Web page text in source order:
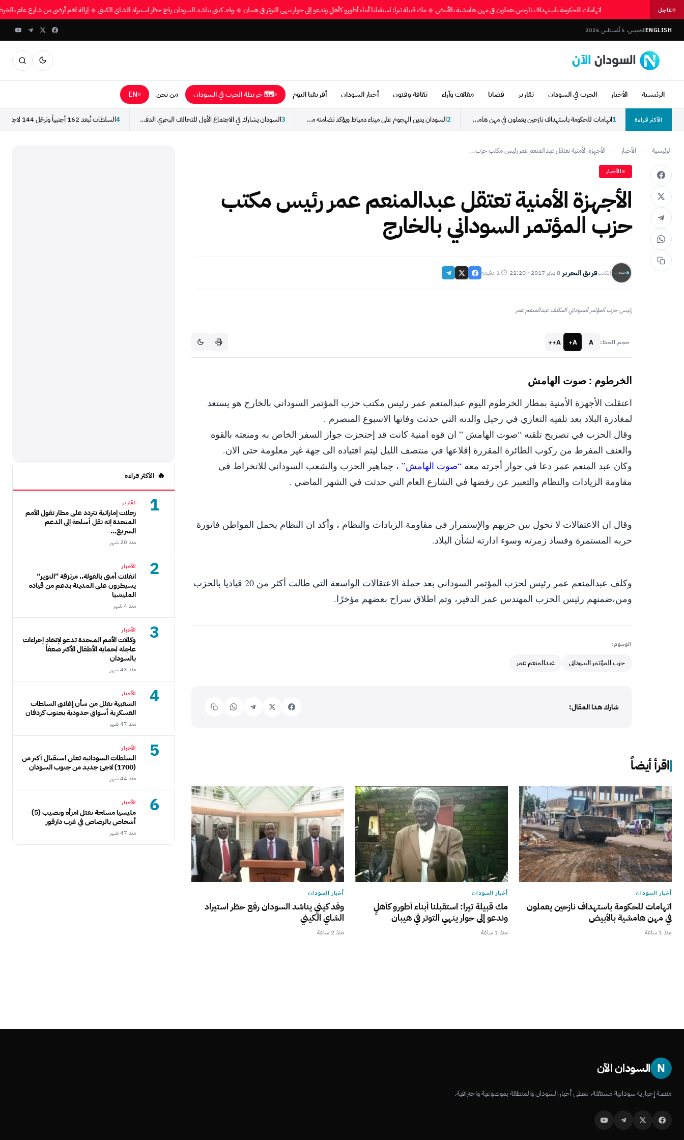
عاجل اتهامات للحكومة باستهداف نازحين يعملون في مهن هامشية بالأبيض ◆ مك قبيلة تيرا: استقبلنا أبناء أطورو كأهلٍ وندعو إلى حوار ينهي التوتر في هيبان ◆ وفد كيني يناشد السودان رفع حظر استيراد الشاي الكيني ◆ إزالة لغم أرضي من شارع عام
ENGLISHالخميس، 6 أغسطس 2026
الرئيسية الأخبار الحرب في السودان تقارير قضايا مقالات وآراء ثقافة وفنون أخبار السودان أفريقيا اليوم 🗺 خريطة الحرب في السودان من نحن EN
الأكثر قراءة 1 اتهامات للحكومة باستهداف نازحين يعملون في مهن هامشية بالأبيض 2 السودان يدين الهجوم على ميناء دمياط ويؤكد تضامنه مع... 3 السودان يشارك في الاجتماع الأول للتحالف البحري الدفاعي لتأمين... 4
الرئيسية ← الأخبار ← الأجهزة الأمنية تعتقل عبدالمنعم عمر رئيس مكتب حزب...
الأخبار
الأجهزة الأمنية تعتقل عبدالمنعم عمر رئيس مكتب
حزب المؤتمر السوداني بالخارج
الكاتبفريق التحرير·8 يناير 2017 · 22:20 ·⏱ 1 دقيقة
رئيس حزب المؤتمر السوداني المكلف عبدالمنعم عمر
حجم الخط: A
A+
A++
الخرطوم : صوت الهامش
اعتقلت الأجهزة الأمنية بمطار الخرطوم اليوم عبدالمنعم عمر رئيس مكتب حزب المؤتمر السوداني بالخارج هو يستعد
لمغادرة البلاد بعد تلقيه التعازي في رحيل والدته التي حدثت وفاتها الاسبوع المنصرم .
وقال الحزب في تصريح تلقته “صوت الهامش ” ان قوه امنية كانت قد إحتجزت جواز السفر الخاص به ومنعته بالقوه
والعنف المفرط من ركوب الطائرة المقررة إقلاعها في منتصف الليل ليتم اقتياده الى جهة غير معلومة حتى الان.
وكان عبد المنعم عمر دعا في حوار أجرته معه “صوت الهامش” ، جماهير الحزب والشعب السوداني للانخراط في
مقاومة الزيادات والنظام والتعبير عن رفضها في الشارع العام التي حدثت في الشهر الماضي .
وقال ان الاعتقالات لا تحول بين حزبهم والإستمرار فى مقاومة الزيادات والنظام ، وأكد ان النظام يحمل المواطن فاتورة
حربه المستمرة وفساد زمرته وسوء ادارته لشأن البلاد.
وكلف عبدالمنعم عمر رئيس لحزب المؤتمر السوداني بعد حملة الاعتقالات الواسعة التي طالت أكثر من 20 قياديا بالحزب
ومن،ضمنهم رئيس الحزب المهندس عمر الدقير، وتم اطلاق سراح بعضهم مؤخرًا.
الوسوم:
حزب المؤتمر السوداني عبدالمنعم عمر
شارك هذا المقال:
اقرأ أيضاً
أخبار السودان
اتهامات للحكومة باستهداف نازحين يعملون
في مهن هامشية بالأبيض
منذ 1 ساعة
أخبار السودان
مك قبيلة تيرا: استقبلنا أبناء أطورو كأهلٍ
وندعو إلى حوار ينهي التوتر في هيبان
منذ 1 ساعة
أخبار السودان
وفد كيني يناشد السودان رفع حظر استيراد
الشاي الكيني
منذ 2 ساعة
الأكثر قراءة
1 تقارير
رحلات إماراتية تتردد على مطار تقول الأمم
المتحدة إنه نقل أسلحة إلى الدعم
السريع...
منذ 20 شهر
2 الأخبار
انفلات أمني بالفولة.. مرتزقة ”النوير“
يسيطرون على المدينة بدعم من قيادة
المليشيا
منذ 4 شهر
3 الأخبار
وكالات الأمم المتحدة تدعو لإتخاذ إجراءات
عاجلة لحماية الأطفال الأكثر ضعفاً
بالسودان
منذ 43 شهر
4 الأخبار
الشعبية تقلل من شأن إغلاق السلطات
العسكرية أسواق حدودية بجنوب كردفان
منذ 47 شهر
5 الأخبار
السلطات السودانية تعلن استقبال أكثر من
(1700) لاجئ جديد من جنوب السودان
منذ 44 شهر
6 الأخبار
مليشيا مسلحة تقتل امرأة وتصيب (5)
أشخاص بالرصاص في غرب دارفور
منذ 47 شهر
N السودان الآن
منصة إخبارية سودانية مستقلة، تغطي أخبار السودان والمنطقة بموضوعية واحترافية.